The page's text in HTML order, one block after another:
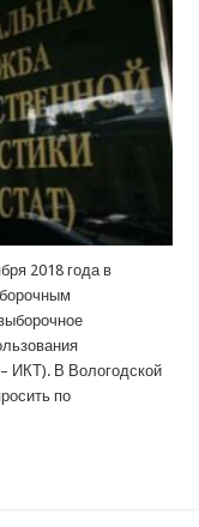
2018 года в
ИКТ). В Вологодской
по